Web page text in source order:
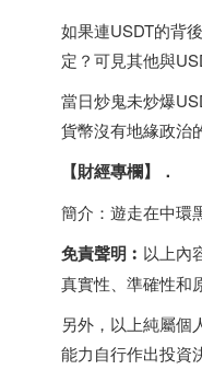
如果連USDT的背
定？可見其他與
當日炒鬼未炒爆
貨幣沒有地緣政治
【財經專欄】 ．
簡介：遊走在中環
免責聲明︰ 以上內
真實性、準確性和
另外，以上純屬個
能力自行作出投資